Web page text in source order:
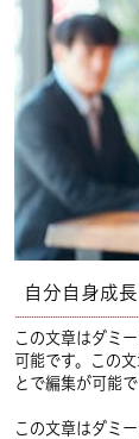
自分自身成
この文章はダミ
可能です。この
とで編集が可能で
この文章はダミ